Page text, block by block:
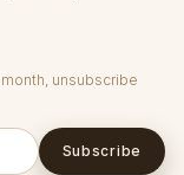
unsubscribe
Subscribe